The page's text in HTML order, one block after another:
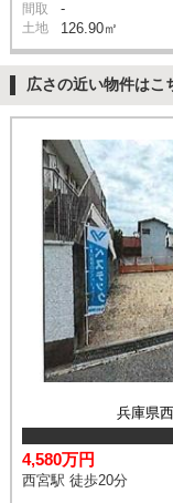
間取 -
土地 126.90㎡
広さの近い物件はこ
兵庫県
4,580万円
西宮駅 徒歩20分